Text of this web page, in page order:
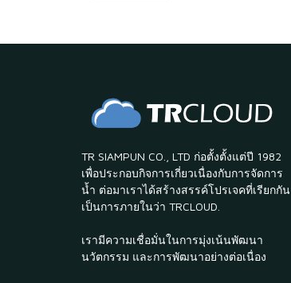
TR SIAMPUN CO., LTD ก่อตั้งตั้งแต่ปี 1982
เพื่อประกอบกิจการเกี่ยวเนื่องกับการจัดการ
น้ำ ต่อมาเราได้สร้างสรรค์โปรเจคที่เรียกกัน
เป็นการภายในว่า TRCLOUD.
เรามีความเชื่อมั่นในการมุ่งเน้นพัฒนา
นวัตกรรม และการพัฒนาอย่างต่อเนื่อง